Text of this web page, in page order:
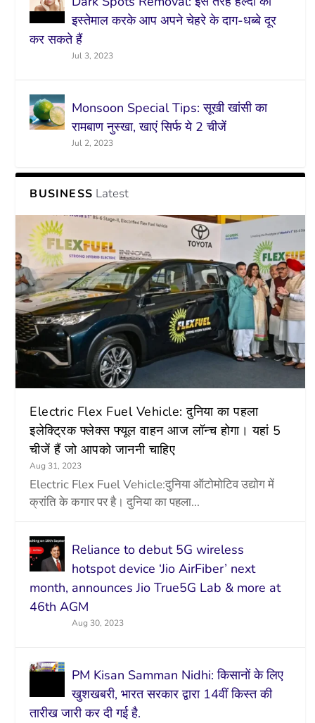
इस्तेमाल करके आप अपने चेहरे के दाग-धब्बे दूर
कर सकते हैं
Jul 3, 2023
Monsoon Special Tips: सूखी खांसी का
रामबाण नुस्खा, खाएं सिर्फ ये 2 चीजें
Jul 2, 2023
BUSINESS Latest
Electric Flex Fuel Vehicle: दुनिया का पहला
इलेक्ट्रिक फ्लेक्स फ्यूल वाहन आज लॉन्च होगा। यहां 5
चीजें हैं जो आपको जाननी चाहिए
Aug 31, 2023
Electric Flex Fuel Vehicle:दुनिया ऑटोमोटिव उद्योग में
क्रांति के कगार पर है। दुनिया का पहला...
Reliance to debut 5G wireless
hotspot device ‘Jio AirFiber’ next
month, announces Jio True5G Lab & more at
46th AGM
Aug 30, 2023
PM Kisan Samman Nidhi: किसानों के लिए
खुशखबरी, भारत सरकार द्वारा 14वीं किस्त की
तारीख जारी कर दी गई है.